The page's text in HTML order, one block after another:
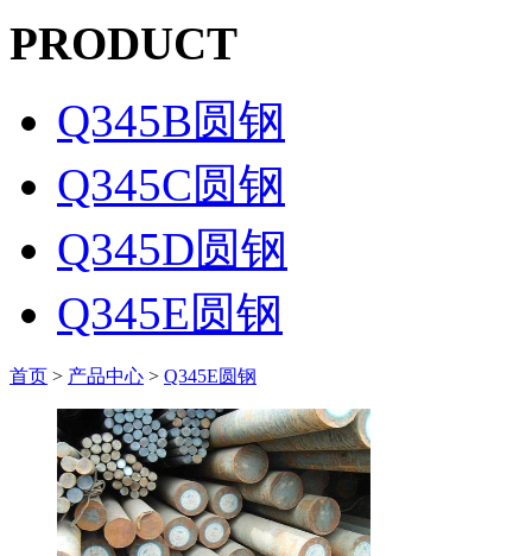
PRODUCT
Q345B圆钢
Q345C圆钢
Q345D圆钢
Q345E圆钢
首页 > 产品中心 > Q345E圆钢